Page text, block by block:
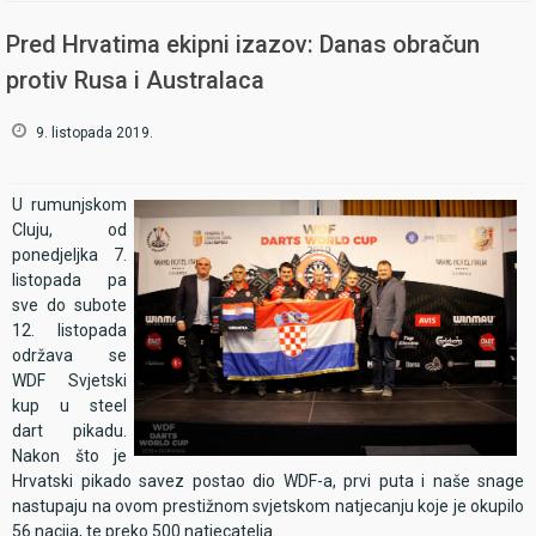
na kojoj je jedna od točaka dnevnog reda bila i točka: „Prijem novih
članova“. Kako smo već i pisali na ovim stranicama, HPS je tijekom
prošle i u toku ove godine snažno lobirao i ispunjavao sve preduvjete
Službeni dokument o prijemu u pridruženo članstvo HPS je zaprimio
ove skupštine s pravom očekivali pozitivne odgovore.
Pred Hrvatima ekipni izazov: Danas obračun
protiv Rusa i Australaca
9. listopada 2019.
U rumunjskom
Cluju, od
ponedjeljka 7.
listopada pa
sve do subote
12. listopada
održava se
WDF Svjetski
kup u steel
dart pikadu.
Nakon što je
Hrvatski pikado savez postao dio WDF-a, prvi puta i naše snage
nastupaju na ovom prestižnom svjetskom natjecanju koje je okupilo
56 nacija, te preko 500 natjecatelja.